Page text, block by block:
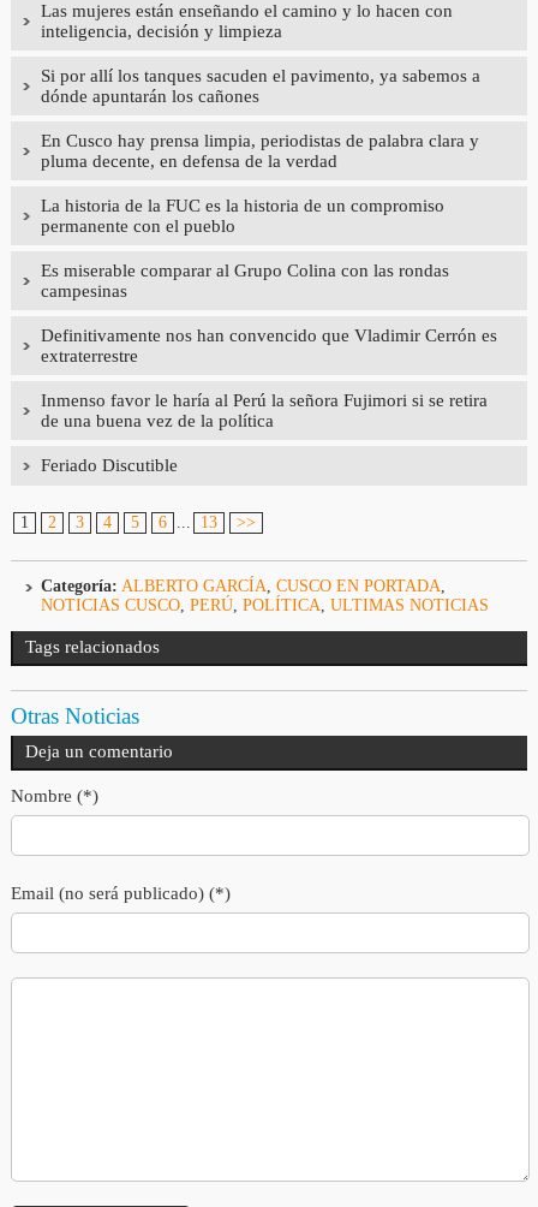
Las mujeres están enseñando el camino y lo hacen con
inteligencia, decisión y limpieza
Si por allí los tanques sacuden el pavimento, ya sabemos a
dónde apuntarán los cañones
En Cusco hay prensa limpia, periodistas de palabra clara y
pluma decente, en defensa de la verdad
La historia de la FUC es la historia de un compromiso
permanente con el pueblo
Es miserable comparar al Grupo Colina con las rondas
campesinas
Definitivamente nos han convencido que Vladimir Cerrón es
extraterrestre
Inmenso favor le haría al Perú la señora Fujimori si se retira
de una buena vez de la política
Feriado Discutible
1 2 3 4 5 6 ... 13 >>
Categoría: ALBERTO GARCÍA, CUSCO EN PORTADA,
NOTICIAS CUSCO, PERÚ, POLÍTICA, ULTIMAS NOTICIAS
Tags relacionados
Otras Noticias
Deja un comentario
Nombre (*)
Email (no será publicado) (*)